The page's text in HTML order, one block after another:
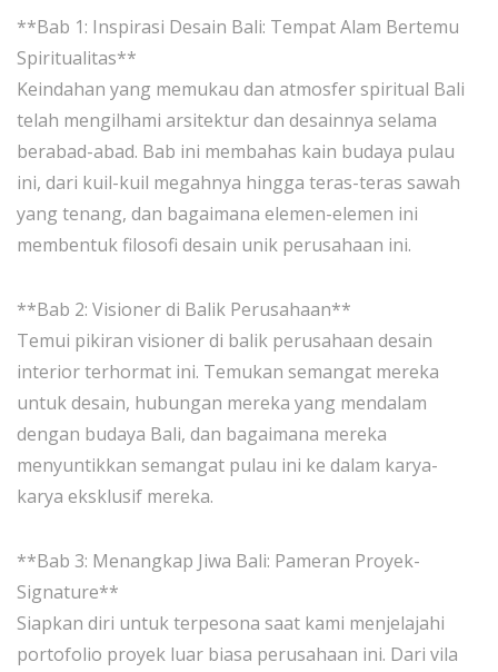
**Bab 1: Inspirasi Desain Bali: Tempat Alam Bertemu
Spiritualitas**
Keindahan yang memukau dan atmosfer spiritual Bali
telah mengilhami arsitektur dan desainnya selama
berabad-abad. Bab ini membahas kain budaya pulau
ini, dari kuil-kuil megahnya hingga teras-teras sawah
yang tenang, dan bagaimana elemen-elemen ini
membentuk filosofi desain unik perusahaan ini.
**Bab 2: Visioner di Balik Perusahaan**
Temui pikiran visioner di balik perusahaan desain
interior terhormat ini. Temukan semangat mereka
untuk desain, hubungan mereka yang mendalam
dengan budaya Bali, dan bagaimana mereka
menyuntikkan semangat pulau ini ke dalam karya-
karya eksklusif mereka.
**Bab 3: Menangkap Jiwa Bali: Pameran Proyek-
Signature**
Siapkan diri untuk terpesona saat kami menjelajahi
portofolio proyek luar biasa perusahaan ini. Dari vila